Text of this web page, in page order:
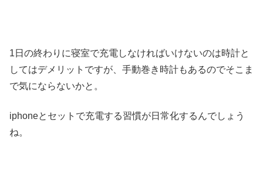
1日の終わりに寝室で充電しなければいけないのは時計と
してはデメリットですが、手動巻き時計もあるのでそこま
で気にならないかと。
iphoneとセットで充電する習慣が日常化するんでしょう
ね。